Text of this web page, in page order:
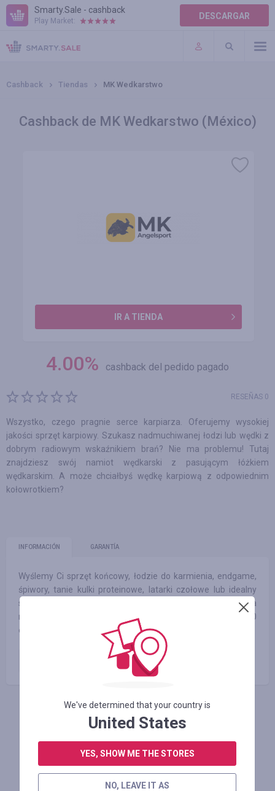
Smarty.Sale - cashback
Play Market: DESCARGAR
AYUDA
TÉRMINOS DE USO
Cashback Tiendas MK Wedkarstwo
Cashback de MK Wedkarstwo (México)
IR A TIENDA
4.00% cashback del pedido pagado
RESEÑAS 0
Wszystko, czego pragnie serce karpiarza. Oferujemy wysokiej
jakości sprzęt karpiowy. Szukasz nadmuchiwanej łodzi lub wędki z
dobrym radiowym wskaźnikiem brań? Nie ma problemu! Tutaj
znajdziesz swój namiot wędkarski z pasującym łóżkiem
wędkarskim. A może chciałbyś wędkę karpiową z odpowiednim
kołowrotkiem?
INFORMACIÓN GARANTÍA
Wyślemy Ci sprzęt końcowy, łodzie do karmienia, endgame,
śpiwory, tanie kulki proteinowe, latarki czołowe lub idealny
stół biwakowy bezpłatnie - bezpośrednio z magazynu, a
nawet bez kosztów wysyłki przy zamówieniach powyżej 200
euro (na terenie Niemiec - z wyłączeniem wysp).
Zamówienie opłacone
INICIE SESIÓN PARA DEJAR UNA RESEÑA
Tiendas similares
We've determined that your country is
United States
YES, SHOW ME THE STORES
NO, LEAVE IT AS